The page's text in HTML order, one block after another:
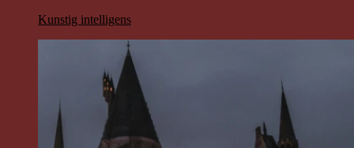
Kunstig intelligens